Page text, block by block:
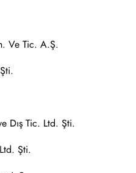
Ve Tic. A.Ş.
Dış Tic. Ltd. Şti.
Şti.